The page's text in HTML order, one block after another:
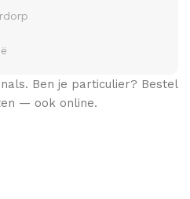
Ben je particulier? Bestel
— ook online.